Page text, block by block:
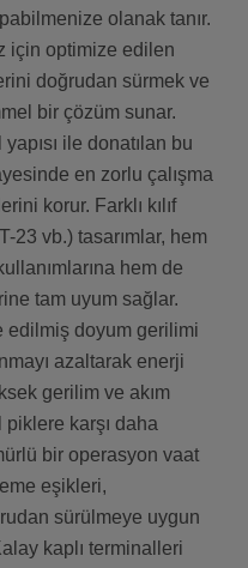
olanak tanır.
için optimize edilen
doğrudan sürmek ve
bir çözüm sunar.
ile donatılan bu
en zorlu çalışma
korur. Farklı kılıf
23 vb.) tasarımlar, hem
hem de
tam uyum sağlar.
edilmiş doyum gerilimi
azaltarak enerji
gerilim ve akım
karşı daha
bir operasyon vaat
eşikleri,
sürülmeye uygun
kaplı terminalleri